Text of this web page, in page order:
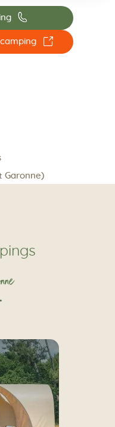
📞
☐
Garonne)